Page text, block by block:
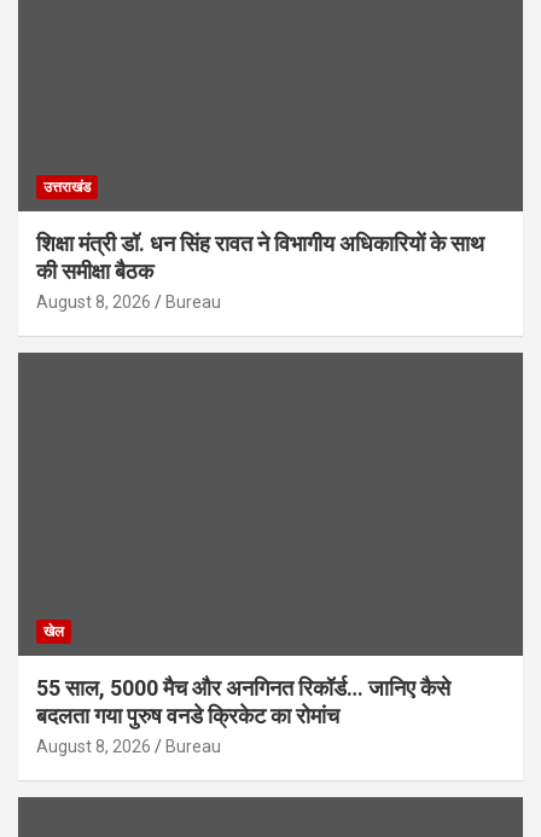
उत्तराखंड
शिक्षा मंत्री डॉ. धन सिंह रावत ने विभागीय अधिकारियों के साथ
की समीक्षा बैठक
August 8, 2026 Bureau
खेल
55 साल, 5000 मैच और अनगिनत रिकॉर्ड… जानिए कैसे
बदलता गया पुरुष वनडे क्रिकेट का रोमांच
August 8, 2026 Bureau